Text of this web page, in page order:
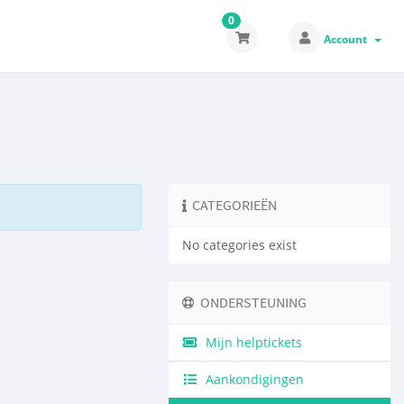
0
Account
CATEGORIEËN
No categories exist
ONDERSTEUNING
Mijn helptickets
Aankondigingen